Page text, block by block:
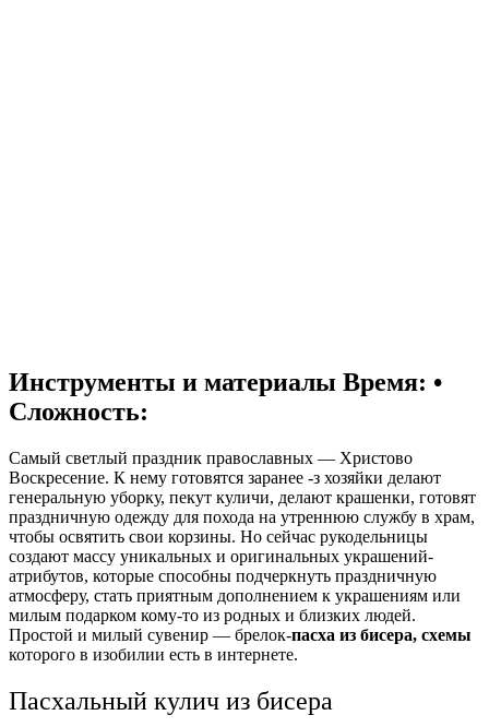
Инструменты и материалы Время: •
Сложность:
Самый светлый праздник православных — Христово
Воскресение. К нему готовятся заранее -з хозяйки делают
генеральную уборку, пекут куличи, делают крашенки, готовят
праздничную одежду для похода на утреннюю службу в храм,
чтобы освятить свои корзины. Но сейчас рукодельницы
создают массу уникальных и оригинальных украшений-
атрибутов, которые способны подчеркнуть праздничную
атмосферу, стать приятным дополнением к украшениям или
милым подарком кому-то из родных и близких людей.
Простой и милый сувенир — брелок-пасха из бисера, схемы
которого в изобилии есть в интернете.
Пасхальный кулич из бисера